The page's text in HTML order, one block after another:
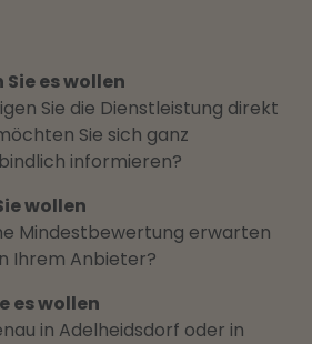
Sie es wollen
Sie die Dienstleistung direkt
Sie sich ganz
informieren?
wollen
Mindestbewertung erwarten
Ihrem Anbieter?
es wollen
in Adelheidsdorf oder in